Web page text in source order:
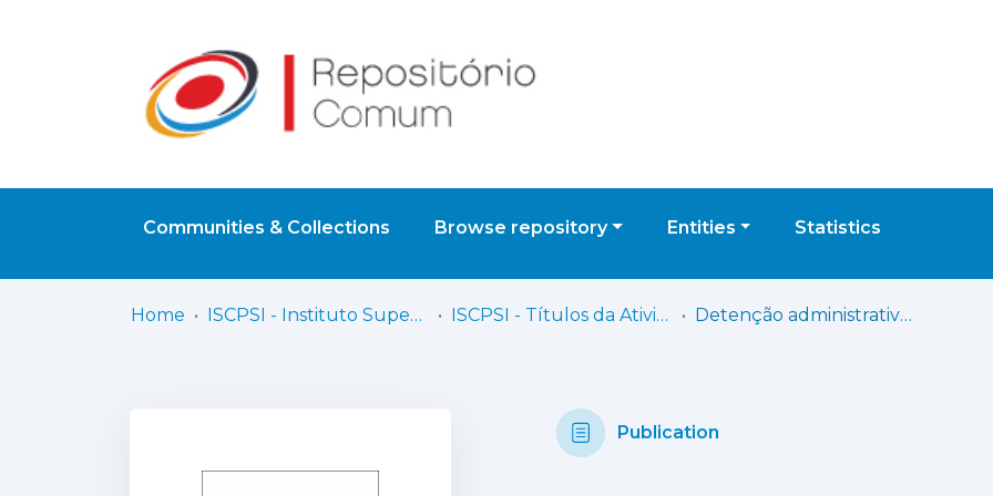
Communities & Collections Browse repository Entities Statistics
Home ISCPSI - Instituto Superior de Ciências Policiais e Segurança Interna ISCPSI - Títulos da Atividade Científica Detenção administrativa por razões migratórias em Portugal: género, espécies e separação de poderes
Publication